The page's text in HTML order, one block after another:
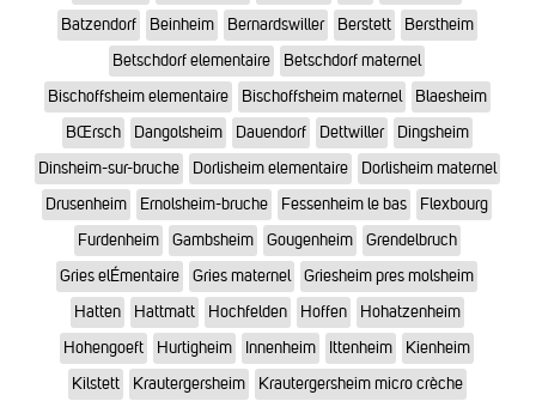
Batzendorf
Beinheim Bernardswiller Berstett
Berstheim
Betschdorf elementaire
Betschdorf maternel
Bischoffsheim elementaire
Bischoffsheim maternel
Blaesheim
BŒrsch
Dangolsheim Dauendorf Dettwiller
Dingsheim
Dinsheim-sur-bruche
Dorlisheim elementaire
Dorlisheim maternel
Drusenheim
Ernolsheim-bruche Fessenheim le bas
Flexbourg
Furdenheim
Gambsheim Gougenheim
Grendelbruch
Gries elÉmentaire
Gries maternel
Griesheim pres molsheim
Hatten
Hattmatt Hochfelden Hoffen
Hohatzenheim
Hohengoeft
Hurtigheim Innenheim Ittenheim
Kienheim
Kilstett
Krautergersheim
Krautergersheim micro crèche